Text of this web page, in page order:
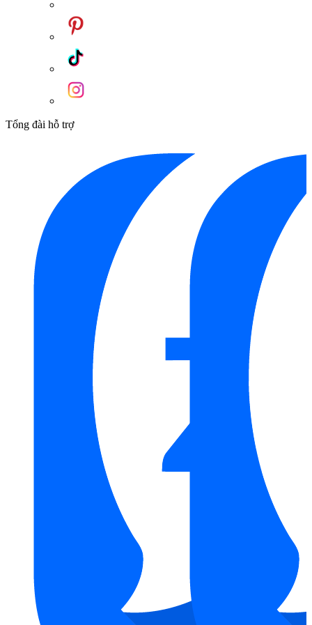
Tổng đài hỗ trợ